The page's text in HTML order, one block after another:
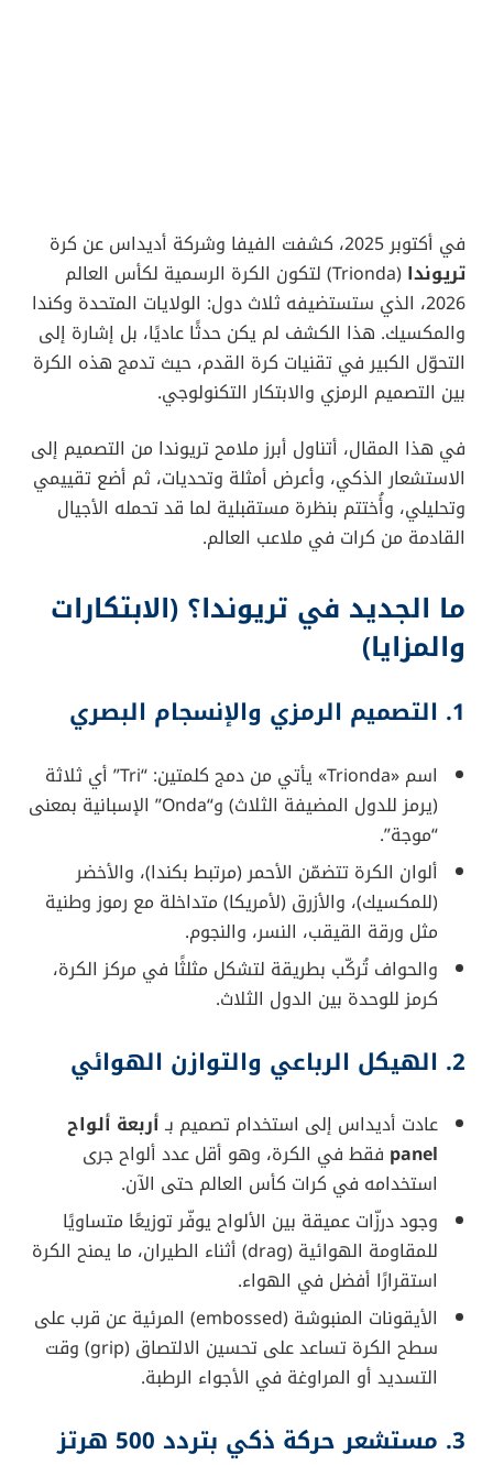
في أكتوبر 2025، كشفت الفيفا وشركة أديداس عن كرة
تريوندا
(Trionda) لتكون الكرة الرسمية لكأس العالم
2026، الذي ستستضيفه ثلاث دول: الولايات المتحدة وكندا
والمكسيك. هذا الكشف لم يكن حدثًا عاديًا، بل إشارة إلى
التحوّل الكبير في تقنيات كرة القدم، حيث تدمج هذه الكرة
بين التصميم الرمزي والابتكار التكنولوجي.
في هذا المقال، أتناول أبرز ملامح تريوندا من التصميم إلى
الاستشعار الذكي، وأعرض أمثلة وتحديات، ثم أضع تقييمي
وتحليلي، وأُختتم بنظرة مستقبلية لما قد تحمله الأجيال
القادمة من كرات في ملاعب العالم.
ما الجديد في تريوندا؟ (الابتكارات
والمزايا)
1. التصميم الرمزي والإنسجام البصري
اسم «Trionda» يأتي من دمج كلمتين: “Tri” أي ثلاثة
(يرمز للدول المضيفة الثلاث) و“Onda” الإسبانية بمعنى
“موجة”.
ألوان الكرة تتضمّن الأحمر (مرتبط بكندا)، والأخضر
(للمكسيك)، والأزرق (لأمريكا) متداخلة مع رموز وطنية
مثل ورقة القيقب، النسر، والنجوم.
والحواف تُركّب بطريقة لتشكل مثلثًا في مركز الكرة،
كرمز للوحدة بين الدول الثلاث.
2. الهيكل الرباعي والتوازن الهوائي
عادت أديداس إلى استخدام تصميم بـأربعة ألواح
panel فقط في الكرة، وهو أقل عدد ألواح جرى
استخدامه في كرات كأس العالم حتى الآن.
وجود درزّات عميقة بين الألواح يوفّر توزيعًا متساويًا
للمقاومة الهوائية (drag) أثناء الطيران، ما يمنح الكرة
استقرارًا أفضل في الهواء.
الأيقونات المنبوشة (embossed) المرئية عن قرب على
سطح الكرة تساعد على تحسين الالتصاق (grip) وقت
التسديد أو المراوغة في الأجواء الرطبة.
3. مستشعر حركة ذكي بتردد 500 هرتز